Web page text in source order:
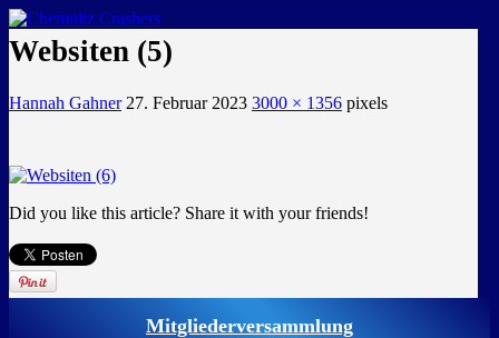
GEMEINSAM EINE LEIDENSCHAFT
Websiten (5)
Hannah Gahner 27. Februar 2023 3000 × 1356 pixels
Did you like this article? Share it with your friends!
Mitgliederversammlung